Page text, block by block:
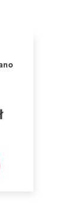
Aktualna